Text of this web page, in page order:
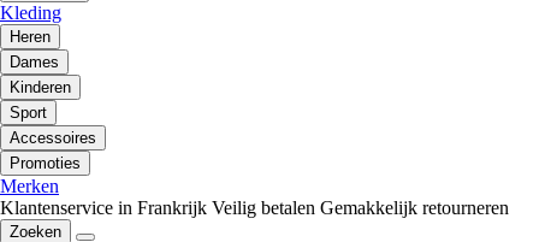
Kleding
Heren
Dames
Kinderen
Sport
Accessoires
Promoties
Merken
Klantenservice in Frankrijk Veilig betalen Gemakkelijk retourneren
Zoeken